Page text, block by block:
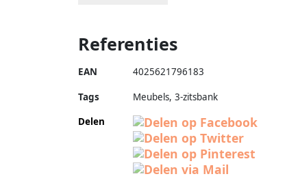
Referenties
EAN 4025621796183
Tags
Meubels, 3-zitsbank
Delen